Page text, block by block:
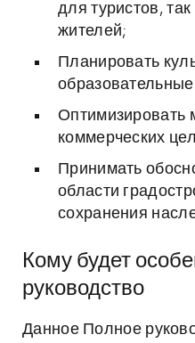
для туристов,
жителей;
Планировать
Оптимизировать
коммерческих
Принимать
области
сохранения
Кому будет
руководство
Данное Полное